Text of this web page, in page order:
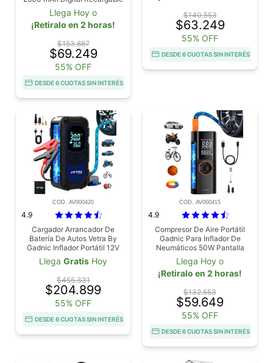
Con Auto Stop Luz Led Para
Neumaticos
Llega Hoy o
¡Retiralo en 2 horas!
$153.887
$69.249
55% OFF
DESDE 6 CUOTAS SIN INTERÉS
$140.553
$63.249
55% OFF
DESDE 6 CUOTAS SIN INTERÉS
COD. AV000420
4.9
Cargador Arrancador De
Batería De Autos Vetra By
Gadnic Inflador Portátil 12V
150 PSI 4 En 1 Compresor
Llega Gratis Hoy
$455.331
$204.899
55% OFF
DESDE 6 CUOTAS SIN INTERÉS
COD. AV000415
4.9
Compresor De Aire Portátil
Gadnic Para Inflador De
Neumáticos 50W Pantalla
Dual LCD 150 PSI 17 Lmin
Llega Hoy o
¡Retiralo en 2 horas!
$132.553
$59.649
55% OFF
DESDE 6 CUOTAS SIN INTERÉS